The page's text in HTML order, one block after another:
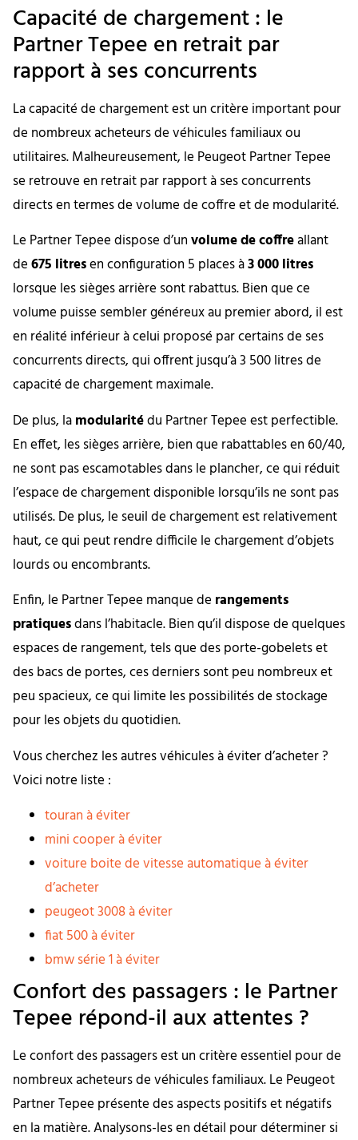
Capacité de chargement : le
Partner Tepee en retrait par
rapport à ses concurrents
La capacité de chargement est un critère important pour
de nombreux acheteurs de véhicules familiaux ou
utilitaires. Malheureusement, le Peugeot Partner Tepee
se retrouve en retrait par rapport à ses concurrents
directs en termes de volume de coffre et de modularité.
Le Partner Tepee dispose d’unvolume de coffreallant
de675 litresen configuration 5 places à3 000 litres
lorsque les sièges arrière sont rabattus. Bien que ce
volume puisse sembler généreux au premier abord, il est
en réalité inférieur à celui proposé par certains de ses
concurrents directs, qui offrent jusqu’à 3 500 litres de
capacité de chargement maximale.
De plus, lamodularitédu Partner Tepee est perfectible.
En effet, les sièges arrière, bien que rabattables en 60/40,
ne sont pas escamotables dans le plancher, ce qui réduit
l’espace de chargement disponible lorsqu’ils ne sont pas
utilisés. De plus, le seuil de chargement est relativement
haut, ce qui peut rendre difficile le chargement d’objets
lourds ou encombrants.
Enfin, le Partner Tepee manque de rangements
pratiquesdans l’habitacle. Bien qu’il dispose de quelques
espaces de rangement, tels que des porte-gobelets et
des bacs de portes, ces derniers sont peu nombreux et
peu spacieux, ce qui limite les possibilités de stockage
pour les objets du quotidien.
Vous cherchez les autres véhicules à éviter d’acheter ?
Voici notre liste :
touran à éviter
mini cooper à éviter
voiture boite de vitesse automatique à éviter
d’acheter
peugeot 3008 à éviter
fiat 500 à éviter
bmw série 1 à éviter
Confort des passagers : le Partner
Tepee répond-il aux attentes ?
Le confort des passagers est un critère essentiel pour de
nombreux acheteurs de véhicules familiaux. Le Peugeot
Partner Tepee présente des aspects positifs et négatifs
en la matière. Analysons-les en détail pour déterminer si